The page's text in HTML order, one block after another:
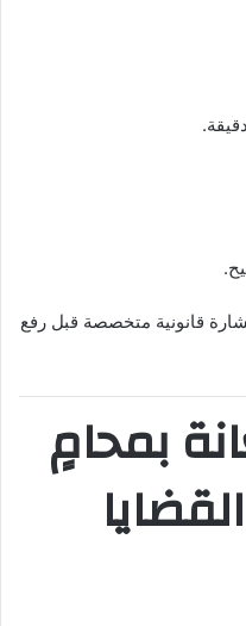
قانونية متخصصة قبل رفع
بمحامٍ